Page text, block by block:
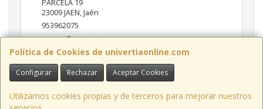
Política de Cookies de univertiaonline.com
Configurar Rechazar Aceptar Cookies
Utilizamos cookies propias y de terceros para mejorar nuestros
PARCELA 19
23009JAEN,Jaén
953962075
ventas@univertia.es
Horario
09:30 -14:00 Y 16:30- 20:00 HORAS